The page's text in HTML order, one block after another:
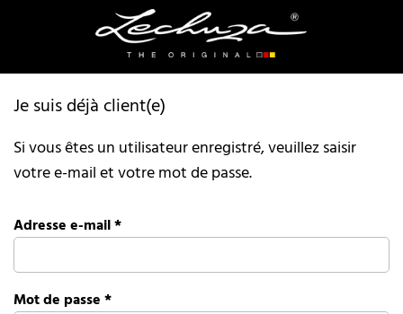
Je suis déjà client(e)
Si vous êtes un utilisateur enregistré, veuillez saisir
votre e-mail et votre mot de passe.
Adresse e-mail*
Mot de passe*